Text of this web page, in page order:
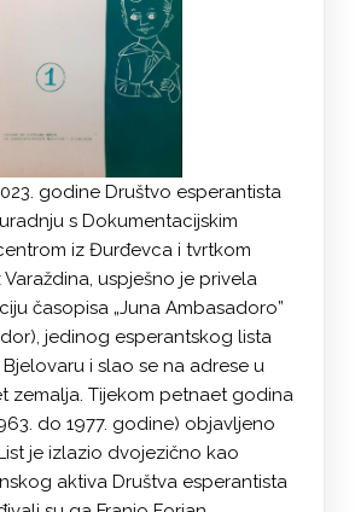
godine Društvo esperantista
s Dokumentacijskim
iz Đurđevca i tvrtkom
Varaždina, uspješno je privela
časopisa „Juna Ambasadoro”
jedinog esperantskog lista
i slao se na adrese u
zemalja. Tijekom petnaet godina
do 1977. godine) objavljeno
je izlazio dvojezično kao
aktiva Društva esperantista